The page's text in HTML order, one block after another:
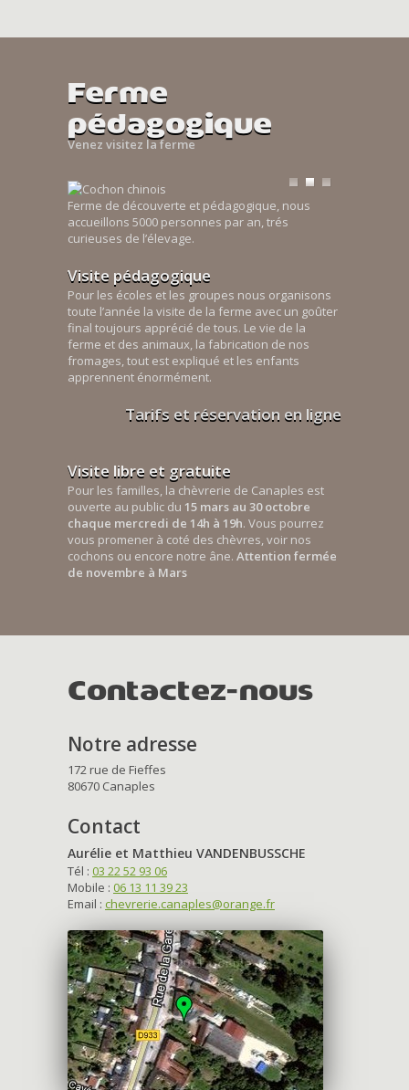
Ferme
pédagogique
Venez visitez la ferme
Ferme de découverte et pédagogique, nous
accueillons 5000 personnes par an, trés
curieuses de l’élevage.
Visite pédagogique
Pour les écoles et les groupes nous organisons
toute l’année la visite de la ferme avec un goûter
final toujours apprécié de tous. Le vie de la
ferme et des animaux, la fabrication de nos
fromages, tout est expliqué et les enfants
apprennent énormément.
Tarifs et réservation en ligne
Visite libre et gratuite
Pour les familles, la chèvrerie de Canaples est
ouverte au public du 15 mars au 30 octobre
chaque mercredi de 14h à 19h. Vous pourrez
vous promener à coté des chèvres, voir nos
cochons ou encore notre âne. Attention fermée
de novembre à Mars
Contactez-nous
Notre adresse
172 rue de Fieffes
80670 Canaples
Contact
Aurélie et Matthieu VANDENBUSSCHE
Tél : 03 22 52 93 06
Mobile : 06 13 11 39 23
Email : chevrerie.canaples@orange.fr